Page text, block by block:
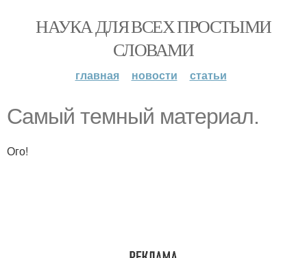
НАУКА ДЛЯ ВСЕХ ПРОСТЫМИ
СЛОВАМИ
главная новости статьи
Самый темный материал.
Ого!